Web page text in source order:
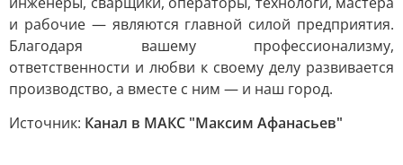
и рабочие — являются главной силой предприятия.
Благодаря вашему профессионализму,
ответственности и любви к своему делу развивается
производство, а вместе с ним — и наш город.
Источник: Канал в МАКС "Максим Афанасьев"